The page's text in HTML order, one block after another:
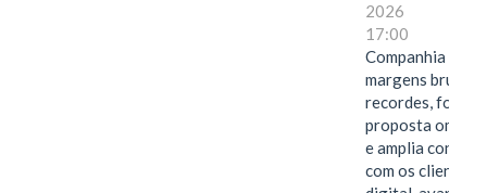
2026
17:00
Companhia
margens brutas
recordes,
proposta
e amplia
com os clientes